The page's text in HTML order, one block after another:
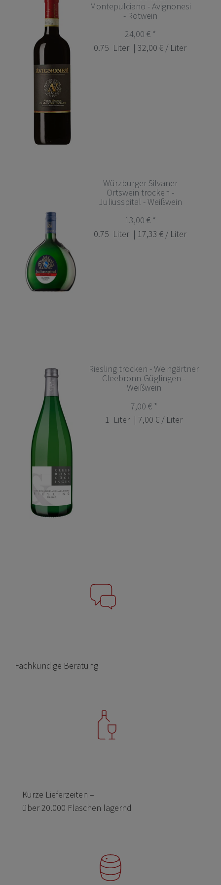
Montepulciano - Avignonesi
- Rotwein
24,00 € *
0.75 Liter | 32,00 € / Liter
Würzburger Silvaner
Ortswein trocken -
Juliusspital - Weißwein
13,00 € *
0.75 Liter | 17,33 € / Liter
Riesling trocken - Weingärtner
Cleebronn-Güglingen -
Weißwein
7,00 € *
1 Liter | 7,00 € / Liter
Fachkundige Beratung
Kurze Lieferzeiten –
über 20.000 Flaschen lagernd